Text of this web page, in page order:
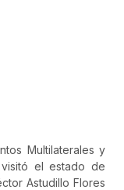
Multilaterales y
visitó el estado de
Astudillo Flores